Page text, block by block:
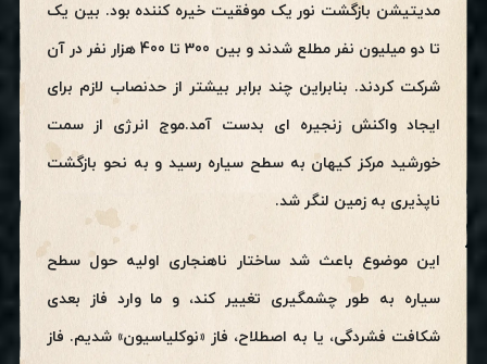
مدیتیشن بازگشت نور یک موفقیت خیره کننده بود. بین یک
تا دو میلیون نفر مطلع شدند و بین 300 تا 400 هزار نفر در آن
شرکت کردند. بنابراین چند برابر بیشتر از حدنصاب لازم برای
ایجاد واکنش زنجیره ای بدست آمد.موج انرژی از سمت
خورشید مرکز کیهان به سطح سیاره رسید و به نحو بازگشت
ناپذیری به زمین لنگر شد.
این موضوع باعث شد ساختار ناهنجاری اولیه حول سطح
سیاره به طور چشمگیری تغییر کند، و ما وارد فاز بعدی
شکافت فشردگی، یا به اصطلاح، فاز «نوکلیاسیون» شدیم. فاز